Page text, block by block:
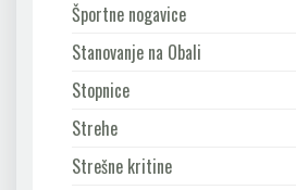
Športne nogavice
Stanovanje na Obali
Stopnice
Strehe
Strešne kritine